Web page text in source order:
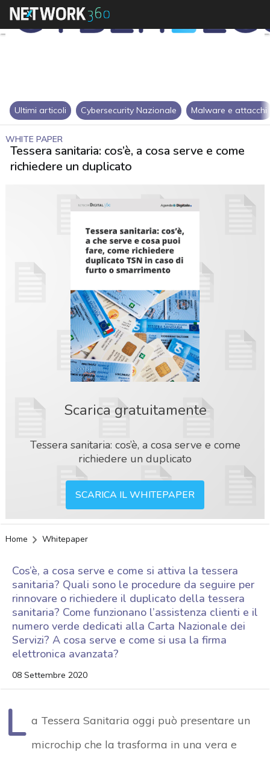
Ultimi articoli Cybersecurity Nazionale Malware e attacchi
WHITE PAPER
Tessera sanitaria: cos’è, a cosa serve e come
richiedere un duplicato
Scarica gratuitamente
Tessera sanitaria: cos’è, a cosa serve e come
richiedere un duplicato
SCARICA IL WHITEPAPER
Home Whitepaper
Cos’è, a cosa serve e come si attiva la tessera
sanitaria? Quali sono le procedure da seguire per
rinnovare o richiedere il duplicato della tessera
sanitaria? Come funzionano l’assistenza clienti e il
numero verde dedicati alla Carta Nazionale dei
Servizi? A cosa serve e come si usa la firma
elettronica avanzata?
08 Settembre 2020
L a Tessera Sanitaria oggi può presentare un
microchip che la trasforma in una vera e